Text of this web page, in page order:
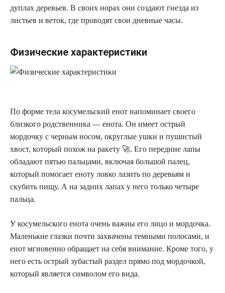
дуплах деревьев. В своих норах они создают гнезда из
листьев и веток, где проводят свои дневные часы.
Физические характеристики
По форме тела косумельский енот напоминает своего
близкого родственника — енота. Он имеет острый
мордочку с черным носом, округлые ушки и пушистый
хвост, который похож на ракету 🚀. Его передние лапы
обладают пятью пальцами, включая большой палец,
который помогает еноту ловко лазить по деревьям и
скубить пищу. А на задних лапах у него только четыре
пальца.
У косумельского енота очень важны его лицо и мордочка.
Маленькие глазки почти захвачены темными полосами, и
енот мгновенно обращает на себя внимание. Кроме того, у
него есть острый зубастый раздел прямо под мордочкой,
который является символом его вида.